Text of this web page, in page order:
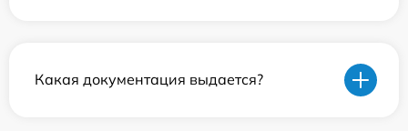
Какая документация выдается?